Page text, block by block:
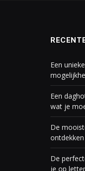
Een
Een
wat je
De
ontdekken
De
je op